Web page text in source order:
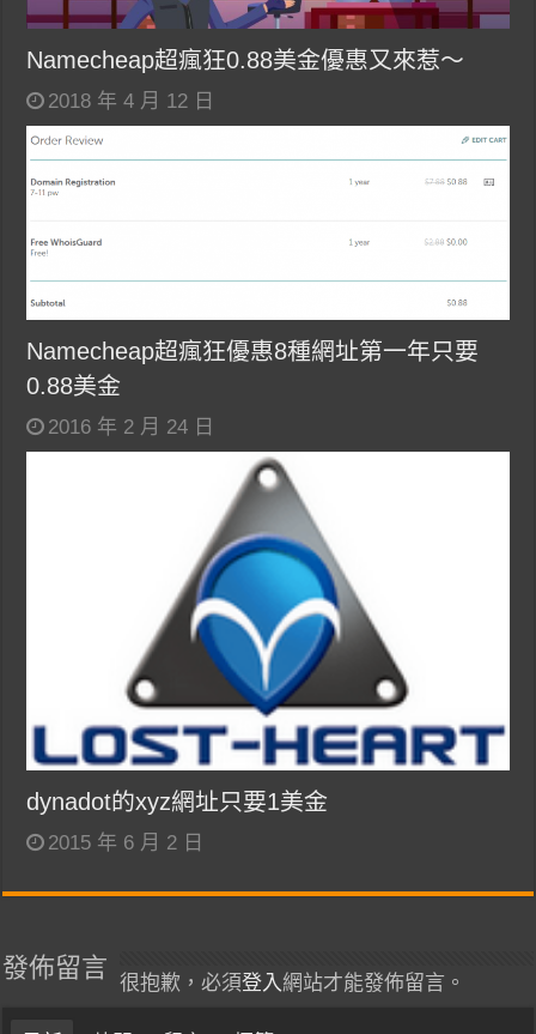
Namecheap超瘋狂0.88美金優惠又來惹～
2018 年 4 月 12 日
Namecheap超瘋狂優惠8種網址第一年只要
0.88美金
2016 年 2 月 24 日
dynadot的xyz網址只要1美金
2015 年 6 月 2 日
發佈留言
很抱歉，必須登入網站才能發佈留言。